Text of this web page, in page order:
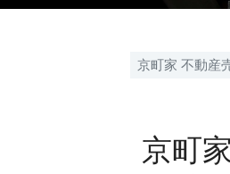
京町家 不動産
京町